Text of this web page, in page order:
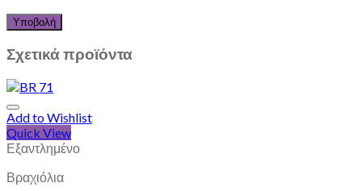
Σχετικά προϊόντα
Add to Wishlist
Quick View
Εξαντλημένο
Βραχιόλια